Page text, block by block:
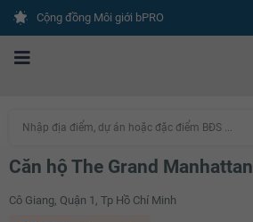
Cộng đồng Môi giới bPRO
Nhập địa điểm, dự án hoặc đặc điểm BĐS ...
Căn hộ The Grand Manhattan
Cô Giang, Quận 1, Tp Hồ Chí Minh